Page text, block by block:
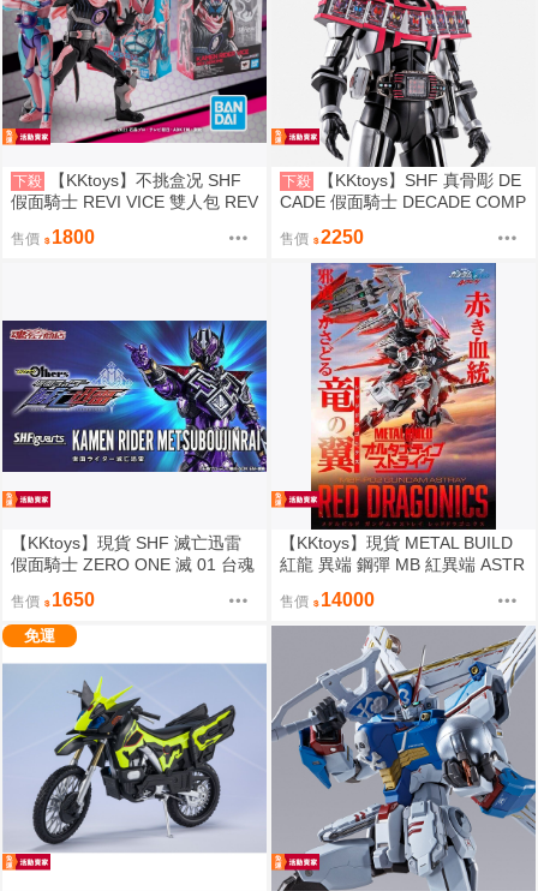
下殺
【KKtoys】不挑盒况 SHF
假面騎士 REVI VICE 雙人包 REV
售價 1800
下殺
【KKtoys】SHF 真骨彫 DE
CADE 假面騎士 DECADE COMP
售價 2250
【KKtoys】現貨 SHF 滅亡迅雷
假面騎士 ZERO ONE 滅 01 台魂
售價 1650
【KKtoys】現貨 METAL BUILD
紅龍 異端 鋼彈 MB 紅異端 ASTR
紅色機 紅龍型 闇夜紅龍型 台魂 1
0月版 修正版 異端紅龍
售價 14000
免運